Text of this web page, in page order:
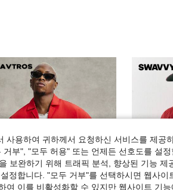
사용하여 귀하께서 요청하신 서비스를 제공
부", "모두 허용" 또는 언제든 선호도를 설
보완하기 위해 트래픽 분석, 향상된 기능 제
정합니다. "모두 거부"를 선택하시면 웹사이
여 이를 비활성화할 수 있지만 웹사이트 기